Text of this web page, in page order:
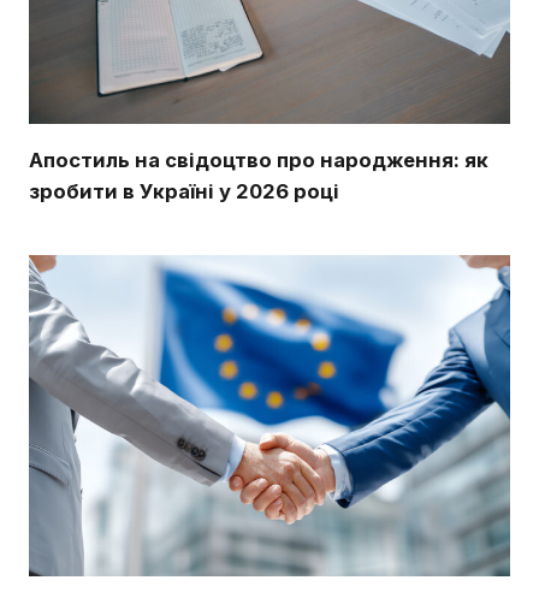
Апостиль на свідоцтво про народження: як
зробити в Україні у 2026 році